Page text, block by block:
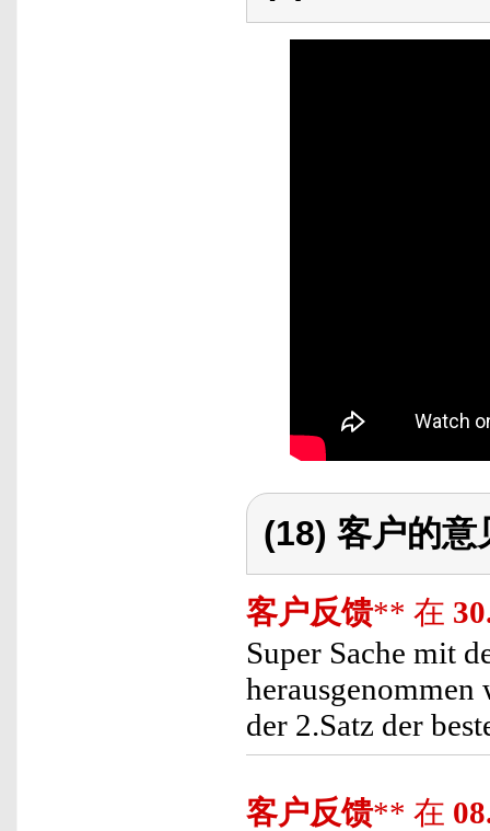
(18) 客户的意
客户反馈** 在
Super Sache mit
herausgenommen
der 2.Satz der
客户反馈** 在